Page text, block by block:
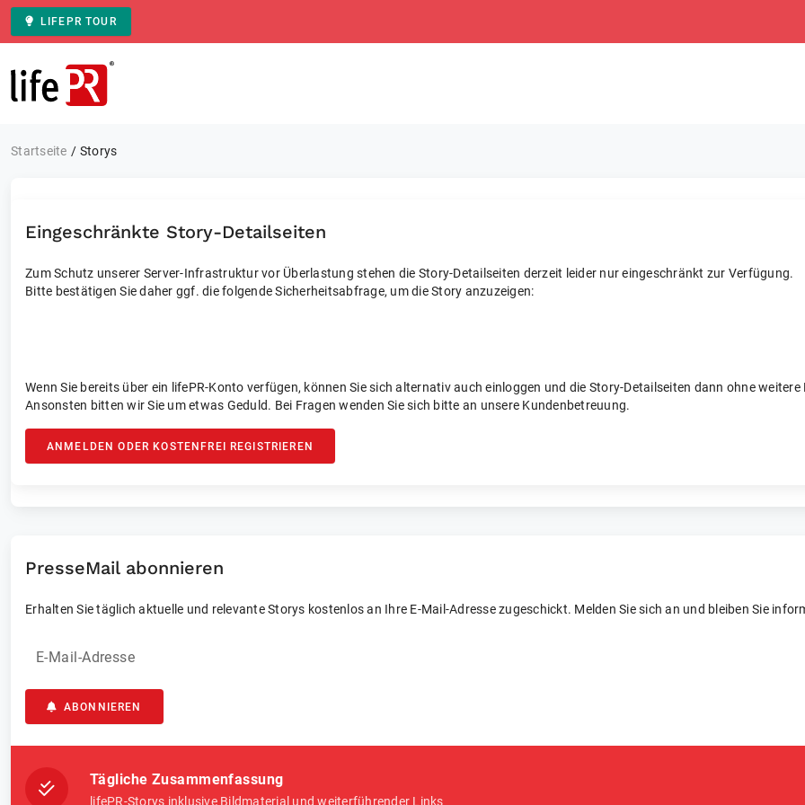
LIFEPR TOUR
Zur Startseite
Startseite Storys
Eingeschränkte Story-Detailseiten
Zum Schutz unserer Server-Infrastruktur vor Überlastung stehen die Story-Detailseiten derzeit leider nur eingeschränkt zur Verfügung.
Bitte bestätigen Sie daher ggf. die folgende Sicherheitsabfrage, um die Story anzuzeigen:
Wenn Sie bereits über ein lifePR-Konto verfügen, können Sie sich alternativ auch einloggen und die Story-Detailseiten dann ohne
Ansonsten bitten wir Sie um etwas Geduld. Bei Fragen wenden Sie sich bitte an unsere Kundenbetreuung.
ANMELDEN ODER KOSTENFREI REGISTRIEREN
PresseMail abonnieren
Erhalten Sie täglich aktuelle und relevante Storys kostenlos an Ihre E-Mail-Adresse zugeschickt. Melden Sie sich an und bleiben Sie
E-Mail-Adresse
ABONNIEREN
Tägliche Zusammenfassung
lifePR-Storys inklusive Bildmaterial und weiterführender Links